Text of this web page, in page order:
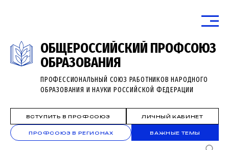
ОБЩЕРОССИЙСКИЙ ПРОФСОЮЗ
ОБРАЗОВАНИЯ
ПРОФЕССИОНАЛЬНЫЙ СОЮЗ РАБОТНИКОВ НАРОДНОГО
ОБРАЗОВАНИЯ И НАУКИ РОССИЙСКОЙ ФЕДЕРАЦИИ
ВСТУПИТЬ В ПРОФСОЮЗ ЛИЧНЫЙ КАБИНЕТ
ПРОФСОЮЗ В РЕГИОНАХ ВАЖНЫЕ ТЕМЫ